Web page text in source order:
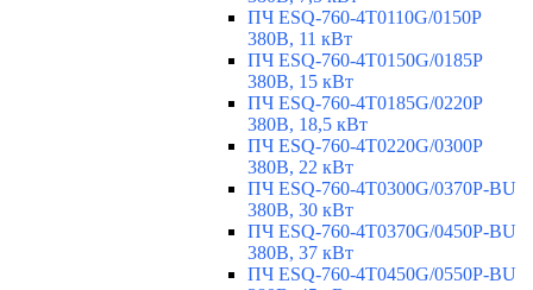
ПЧ ESQ-760-4T0110G/0150P
380В, 11 кВт
ПЧ ESQ-760-4T0150G/0185P
380В, 15 кВт
ПЧ ESQ-760-4T0185G/0220P
380В, 18,5 кВт
ПЧ ESQ-760-4T0220G/0300P
380В, 22 кВт
ПЧ ESQ-760-4T0300G/0370P-BU
380В, 30 кВт
ПЧ ESQ-760-4T0370G/0450P-BU
380В, 37 кВт
ПЧ ESQ-760-4T0450G/0550P-BU